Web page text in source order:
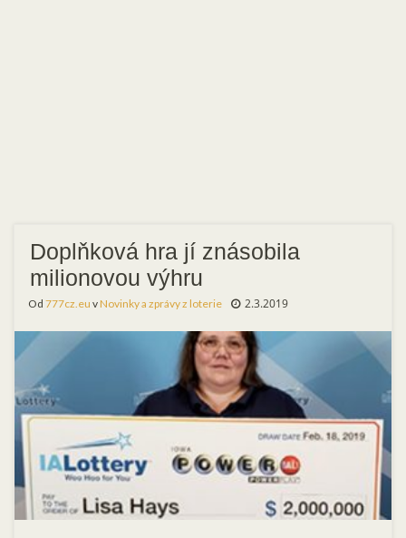
Doplňková hra jí znásobila
milionovou výhru
Od 777cz.eu vNovinky a zprávy z loterie 2.3.2019